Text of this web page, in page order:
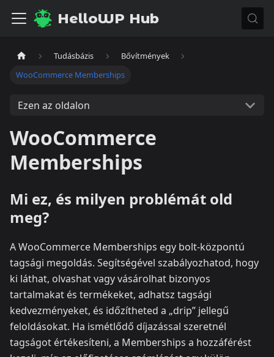
HelloWP Hub
Tudásbázis
Bővítmények
WooCommerce Memberships
Ezen az oldalon
WooCommerce
Memberships
Mi ez, és milyen problémát old
meg?
A WooCommerce Memberships egy bolt‑központú
tagsági megoldás. Segítségével szabályozhatod, hogy
ki láthat, olvashat vagy vásárolhat bizonyos
tartalmakat és termékeket, adhatsz tagsági
kedvezményeket, és időzítheted a „drip” jellegű
feloldásokat. Ha ismétlődő díjazással szeretnél
tagságot értékesíteni, a Memberships a hozzáférést